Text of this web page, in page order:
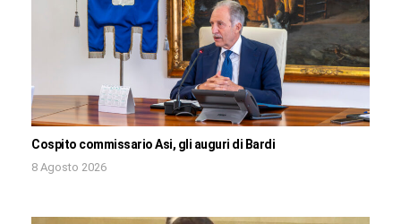
Cospito commissario Asi, gli auguri di Bardi
8 Agosto 2026